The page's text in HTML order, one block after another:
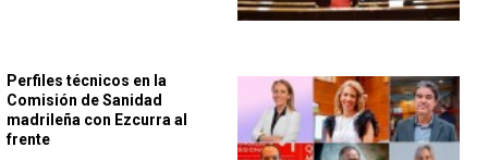
Perfiles técnicos en la
Comisión de Sanidad
madrileña con Ezcurra al
frente